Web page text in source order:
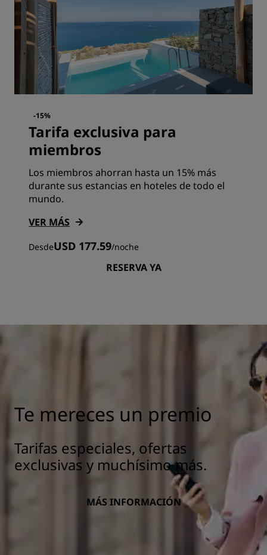
-15%
Tarifa exclusiva para
miembros
Los miembros ahorran hasta un 15% más
durante sus estancias en hoteles de todo el
mundo.
VER MÁS
DesdeUSD 177.59/noche
RESERVA YA
Te mereces un premio
Tarifas especiales, ofertas
exclusivas y muchísimo más.
MÁS INFORMACIÓN